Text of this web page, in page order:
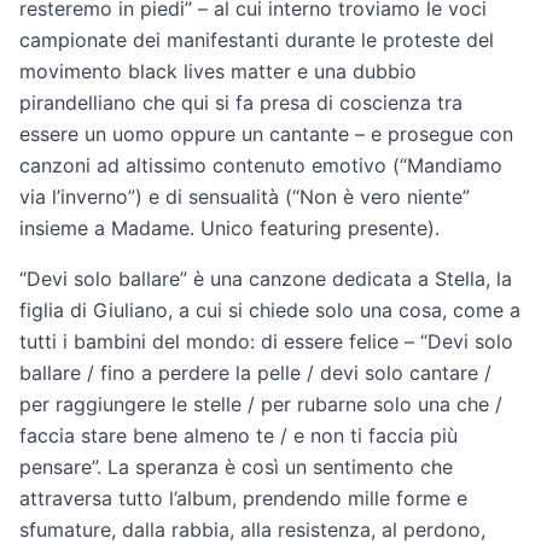
resteremo in piedi” – al cui interno troviamo le voci
campionate dei manifestanti durante le proteste del
movimento black lives matter e una dubbio
pirandelliano che qui si fa presa di coscienza tra
essere un uomo oppure un cantante – e prosegue con
canzoni ad altissimo contenuto emotivo (“Mandiamo
via l’inverno”) e di sensualità (“Non è vero niente”
insieme a Madame. Unico featuring presente).
“Devi solo ballare” è una canzone dedicata a Stella, la
figlia di Giuliano, a cui si chiede solo una cosa, come a
tutti i bambini del mondo: di essere felice – “Devi solo
ballare / fino a perdere la pelle / devi solo cantare /
per raggiungere le stelle / per rubarne solo una che /
faccia stare bene almeno te / e non ti faccia più
pensare”. La speranza è così un sentimento che
attraversa tutto l’album, prendendo mille forme e
sfumature, dalla rabbia, alla resistenza, al perdono,